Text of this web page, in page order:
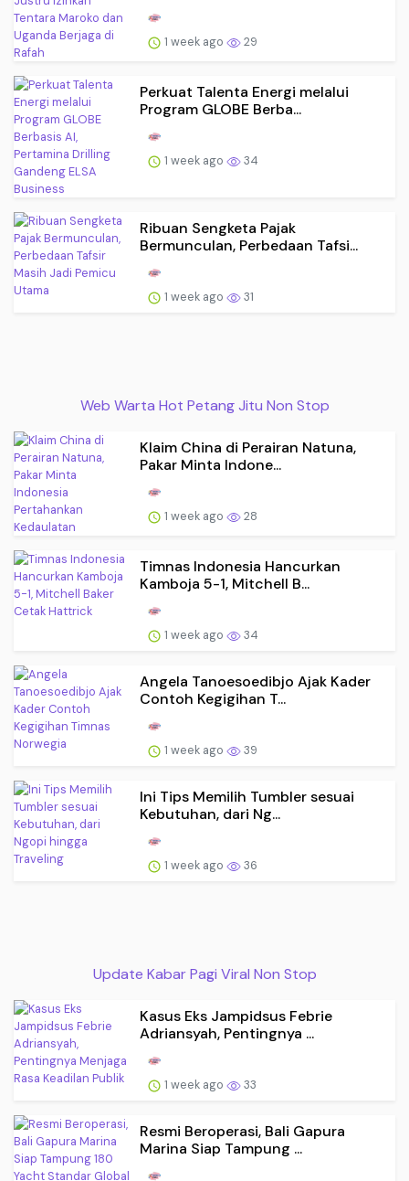
1 week ago 29
Perkuat Talenta Energi melalui
Program GLOBE Berba...
1 week ago 34
Ribuan Sengketa Pajak
Bermunculan, Perbedaan Tafsi...
1 week ago 31
Web Warta Hot Petang Jitu Non Stop
Klaim China di Perairan Natuna,
Pakar Minta Indone...
1 week ago 28
Timnas Indonesia Hancurkan
Kamboja 5-1, Mitchell B...
1 week ago 34
Angela Tanoesoedibjo Ajak Kader
Contoh Kegigihan T...
1 week ago 39
Ini Tips Memilih Tumbler sesuai
Kebutuhan, dari Ng...
1 week ago 36
Update Kabar Pagi Viral Non Stop
Kasus Eks Jampidsus Febrie
Adriansyah, Pentingnya ...
1 week ago 33
Resmi Beroperasi, Bali Gapura
Marina Siap Tampung ...